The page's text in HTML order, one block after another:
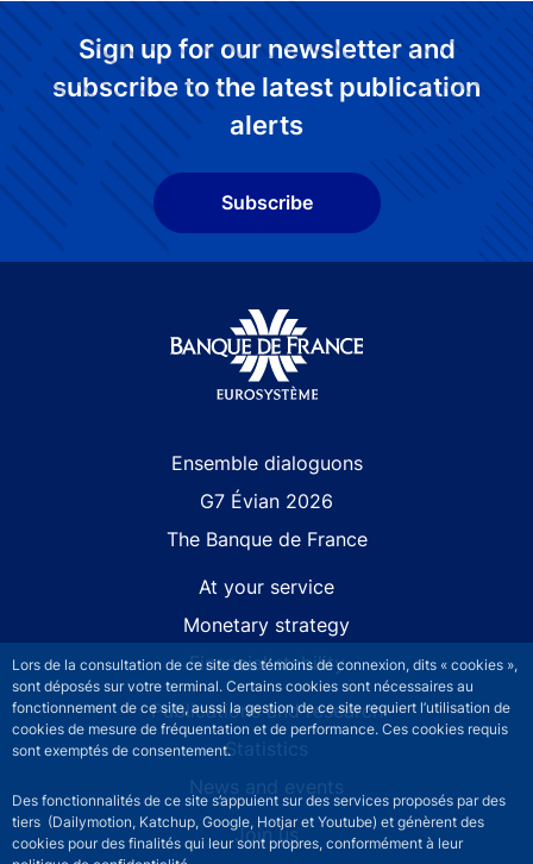
Lors de la consultation de ce site des témoins de connexion, dits « cookies »,
sont déposés sur votre terminal. Certains cookies sont nécessaires au
fonctionnement de ce site, aussi la gestion de ce site requiert l’utilisation de
cookies de mesure de fréquentation et de performance. Ces cookies requis
sont exemptés de consentement.
Des fonctionnalités de ce site s’appuient sur des services proposés par des
tiers (Dailymotion, Katchup, Google, Hotjar et Youtube) et génèrent des
cookies pour des finalités qui leur sont propres, conformément à leur
Sign up for our newsletter and
subscribe to the latest publication
alerts
Subscribe
Ensemble dialoguons
G7 Évian 2026
The Banque de France
At your service
Monetary strategy
Financial stability
Publications and research
Statistics
News and events
Join us